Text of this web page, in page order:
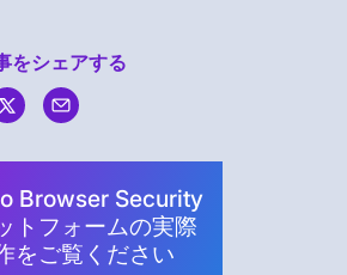
をシェアする
Browser Security
トフォームの実際
をご覧ください